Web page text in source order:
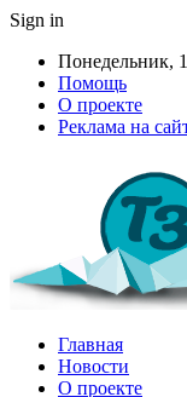
Sign in
Понедельник,
Помощь
О проекте
Реклама на
Главная
Новости
О проекте